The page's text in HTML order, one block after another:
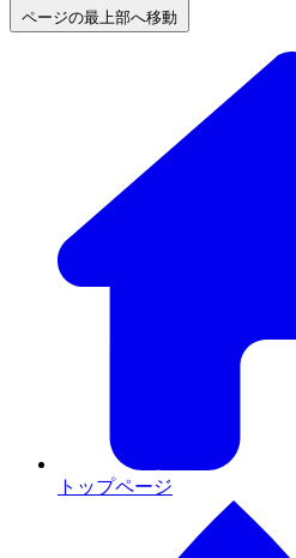
ページの最上部へ移動
トップページ